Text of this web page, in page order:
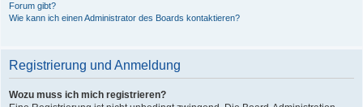
Forum gibt?
Wie kann ich einen Administrator des Boards kontaktieren?
Registrierung und Anmeldung
Wozu muss ich mich registrieren?